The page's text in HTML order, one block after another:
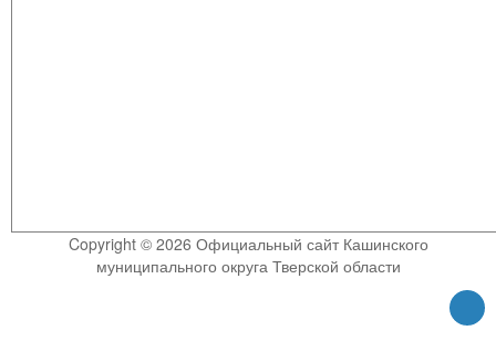
Copyright © 2026 Официальный сайт Кашинского
муниципального округа Тверской области